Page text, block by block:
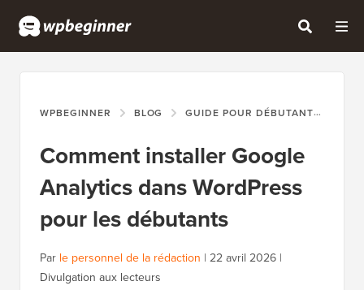
WPBEGINNER BLOG GUIDE POUR DÉBUTANTS
Comment installer Google
Analytics dans WordPress
pour les débutants
Par le personnel de la rédaction | 22 avril 2026 |
Divulgation aux lecteurs